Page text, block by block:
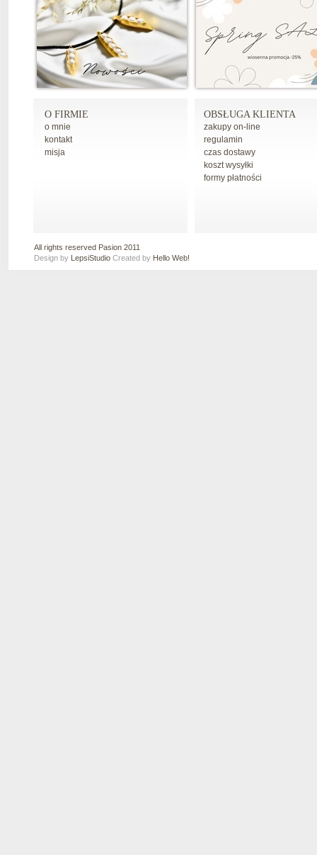
O FIRMIE
o mnie
kontakt
misja
OBSŁUGA KLIENTA
zakupy on-line
regulamin
czas dostawy
koszt wysyłki
formy płatności
All rights reserved Pasion 2011
Design by LepsiStudio Created by Hello Web!